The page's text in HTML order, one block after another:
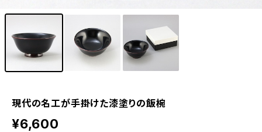
現代の名工が手掛けた漆塗りの飯椀
¥6,600